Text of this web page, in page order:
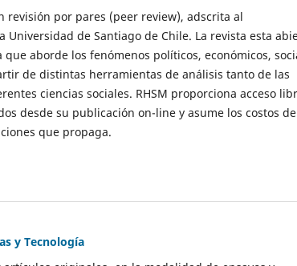
revisión por pares (peer review), adscrita al
Universidad de Santiago de Chile. La revista esta
aborde los fenómenos políticos, económicos,
de distintas herramientas de análisis tanto de las
ciencias sociales. RHSM proporciona acceso
desde su publicación on-line y asume los costos de
que propaga.
y Tecnología